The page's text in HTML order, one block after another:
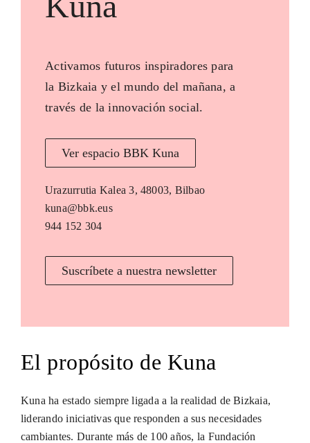
Activamos futuros inspiradores para
la Bizkaia y el mundo del mañana, a
través de la innovación social.
Ver espacio BBK Kuna
Urazurrutia Kalea 3, 48003, Bilbao
kuna@bbk.eus
944 152 304
Suscríbete a nuestra newsletter
El propósito de Kuna
Kuna ha estado siempre ligada a la realidad de Bizkaia,
liderando iniciativas que responden a sus necesidades
cambiantes. Durante más de 100 años, la Fundación